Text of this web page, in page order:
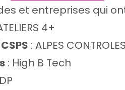
et entreprises qui
4+
: ALPES CONTROLES
: High B Tech